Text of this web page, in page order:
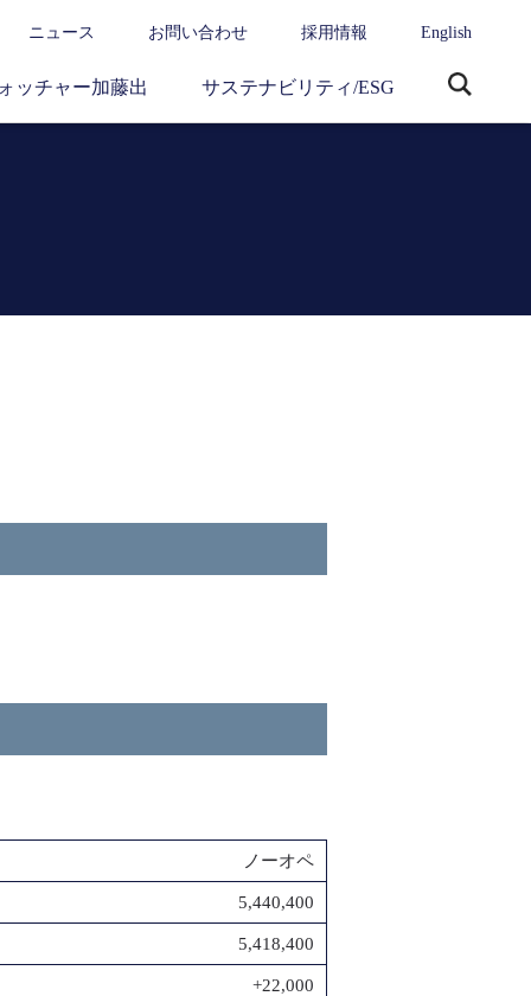
ニュース お問い合わせ 採用情報 English
ッチャー加藤出 サステナビリティ/ESG
ノーオペ
5,440,400
5,418,400
+22,000